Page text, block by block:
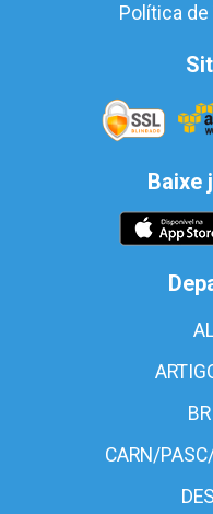
Política de
Baixe
CARN/